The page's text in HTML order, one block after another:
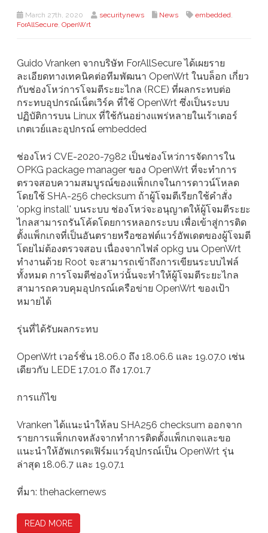
March 27th, 2020 securitynews News embedded,
ForAllSecure, OpenWrt
Guido Vranken จากบริษัท ForAllSecure ได้เผยราย
ละเอียดทางเทคนิคต่อทีมพัฒนา OpenWrt ในบล็อก เกี่ยว
กับช่องโหว่การโจมตีระยะไกล (RCE) ที่ผลกระทบต่อ
กระทบอุปกรณ์เน็ตเวิร์ค ที่ใช้ OpenWrt ซึ่งเป็นระบบ
ปฏิบัติการบน Linux ที่ใช้กันอย่างแพร่หลายในเร้าเตอร์
เกตเวย์และอุปกรณ์ embedded
ช่องโหว่ CVE-2020-7982 เป็นช่องโหว่การจัดการใน
OPKG package manager ของ OpenWrt ที่จะทำการ
ตรวจสอบความสมบูรณ์ของแพ็กเกจในการดาวน์โหลด
โดยใช้ SHA-256 checksum ถ้าผู้โจมตีเรียกใช้คำสั่ง
'opkg install' บนระบบ ช่องโหว่จะอนุญาตให้ผู้โจมตีระยะ
ไกลสามารถรันโค้ดโดยการหลอกระบบ เพื่อเข้าสู่การติด
ตั้งแพ็กเกจที่เป็นอันตรายหรือซอฟต์แวร์อัพเดตของผู้โจมตี
โดยไม่ต้องตรวจสอบ เนื่องจากไฟล๋ opkg บน OpenWrt
ทำงานด้วย Root จะสามารถเข้าถึงการเขียนระบบไฟล์
ทั้งหมด การโจมตีช่องโหว่นั้นจะทำให้ผู้โจมตีระยะไกล
สามารถควบคุมอุปกรณ์เครือข่าย OpenWrt ของเป้า
หมายได้
รุ่นที่ได้รับผลกระทบ
OpenWrt เวอร์ชั่น 18.06.0 ถึง 18.06.6 และ 19.07.0 เช่น
เดียวกับ LEDE 17.01.0 ถึง 17.01.7
การเเก้ไข
Vranken ได้แนะนำให้ลบ SHA256 checksum ออกจาก
รายการแพ็กเกจหลังจากทำการติดตั้งแพ็กเกจและขอ
แนะนำให้อัพเกรดเฟิร์มแวร์อุปกรณ์เป็น OpenWrt รุ่น
ล่าสุด 18.06.7 และ 19.07.1
ที่มา: thehackernews
READ MORE